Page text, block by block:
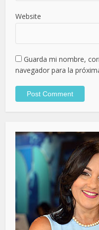
Website
Guarda mi nombre,
navegador para la